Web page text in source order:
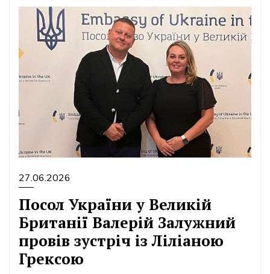
27.06.2026
Посол України у Великій
Британії Валерій Залужний
провів зустріч із Ліліаною
Грексою